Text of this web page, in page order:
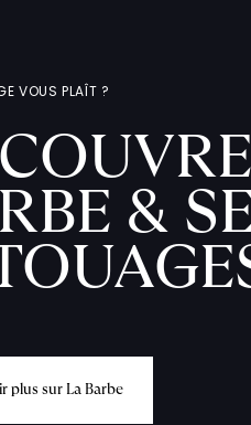
VOUS PLAÎT ?
&
ir plus sur La Barbe